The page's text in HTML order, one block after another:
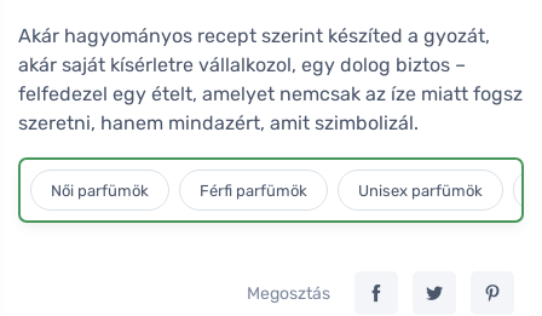
Akár hagyományos recept szerint készíted a gyozát,
akár saját kísérletre vállalkozol, egy dolog biztos –
felfedezel egy ételt, amelyet nemcsak az íze miatt fogsz
szeretni, hanem mindazért, amit szimbolizál.
Női parfümök Férfi parfümök Unisex parfümök
Megosztás